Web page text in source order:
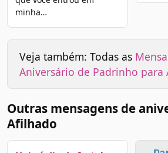
minha…
Veja também: Todas as
Aniversário de Padrinho para
Outras mensagens de
Afilhado